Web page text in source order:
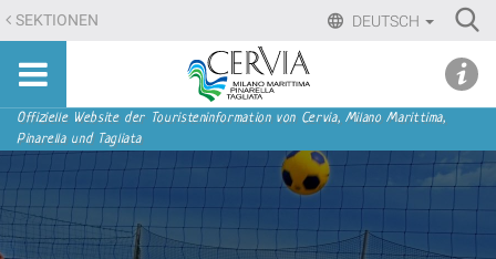
Direkt
zum
Inhalt
Direkt
zur
Navigation
DEUTSCH
SEKTIONEN
Sito
turistico
ufficiale
Cervia,
Milano
Pinarella,
Sektionen
Offizielle Website der Touristeninformation von Cervia, Milano Marittima,
Pinarella und Tagliata
menu